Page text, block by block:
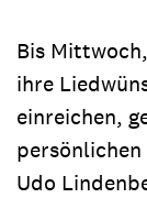
Bis
ihre
einreichen,
Udo